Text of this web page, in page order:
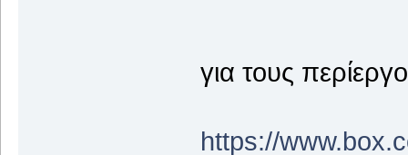
για τους
https://